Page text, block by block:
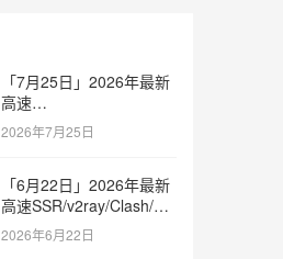
「7月25日」2026年最新
高速
SSR/v2ray/Clash/trojan
节点免费分享
2026年7月25日
「6月22日」2026年最新
高速SSR/v2ray/Clash/火
箭节点免费分享
2026年6月22日